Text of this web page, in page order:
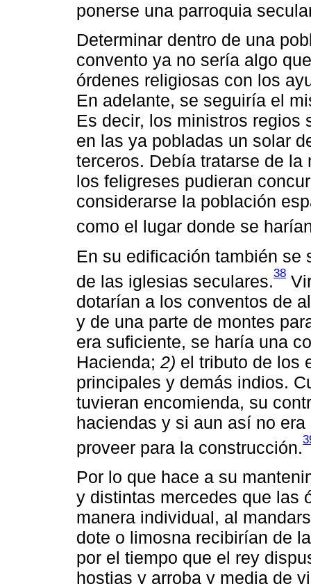
ponerse una parroquia
Determinar dentro de una
convento ya no sería algo
órdenes religiosas con los
En adelante, se seguiría el
Es decir, los ministros regios
en las ya pobladas un solar
terceros. Debía tratarse de
los feligreses pudieran
considerarse la población
como el lugar donde se
En su edificación también se
de las iglesias seculares.38
dotarían a los conventos de
y de una parte de montes
era suficiente, se haría una
Hacienda; 2) el tributo de los
principales y demás indios.
tuvieran encomienda, su
haciendas y si aun así no
proveer para la construcción.
Por lo que hace a su
y distintas mercedes que las
manera individual, al
dote o limosna recibirían de
por el tiempo que el rey
hostias y arroba y media de